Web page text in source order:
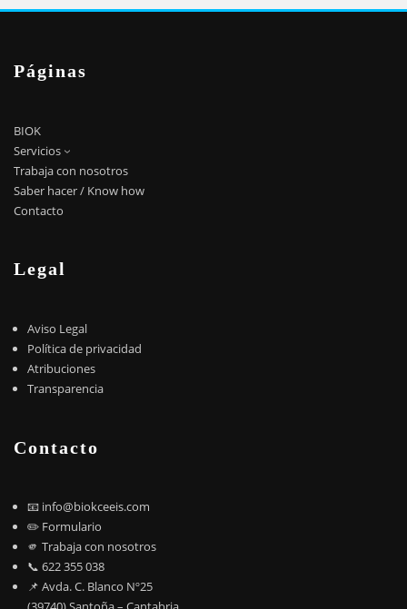
Páginas
BIOK
Servicios
Trabaja con nosotros
Saber hacer / Know how
Contacto
Legal
Aviso Legal
Política de privacidad
Atribuciones
Transparencia
Contacto
📧 info@biokceeis.com
✏️ Formulario
🫵 Trabaja con nosotros
📞 622 355 038
📌 Avda. C. Blanco Nº25